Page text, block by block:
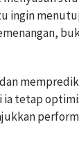
ingin
tetap